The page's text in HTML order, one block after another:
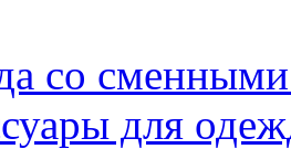
со сменными
для